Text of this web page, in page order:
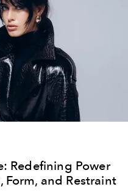
Redefining Power
and Restraint